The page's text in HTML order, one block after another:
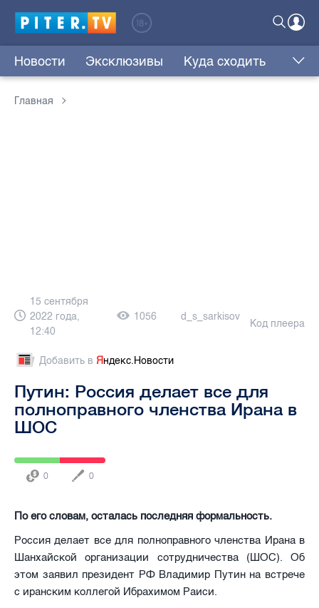
Новости Эксклюзивы Куда сходить
Главная
15 сентября
2022 года,
12:40
1056 d_s_sarkisov
Код плеера
Добавить в Яндекс.Новости
Путин: Россия делает все для
полноправного членства Ирана в
ШОС
0 0
По его словам, осталась последняя формальность.
Россия делает все для полноправного членства Ирана в
Шанхайской организации сотрудничества (ШОС). Об
этом заявил президент РФ Владимир Путин на встрече
с иранским коллегой Ибрахимом Раиси.